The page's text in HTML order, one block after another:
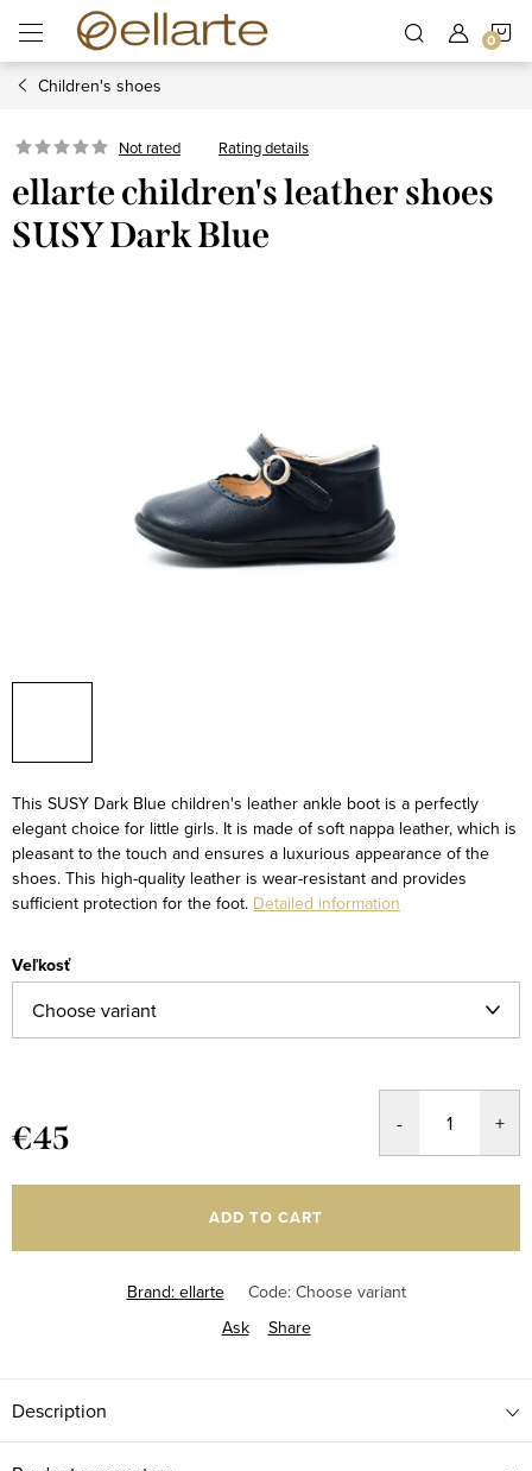
content
Children's shoes
Not rated Rating details
ellarte children's leather shoes
SUSY Dark Blue
This SUSY Dark Blue children's leather ankle boot is a perfectly
elegant choice for little girls. It is made of soft nappa leather, which is
pleasant to the touch and ensures a luxurious appearance of the
shoes. This high-quality leather is wear-resistant and provides
sufficient protection for the foot. Detailed information
Veľkosť
€45
price:
ADD TO CART
Brand: ellarte Code: Choose variant
Ask
Share
Description